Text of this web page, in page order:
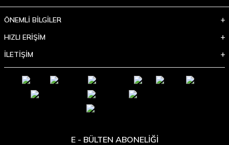
ÖNEMLİ BİLGİLER
HIZLI ERİŞİM
İLETİŞİM
E - BÜLTEN ABONELİĞİ